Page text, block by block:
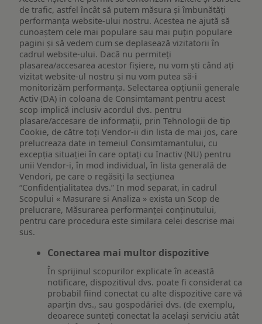
de trafic, astfel încât să putem măsura și îmbunătăți
performanța website-ului nostru. Acestea ne ajută să
cunoaștem cele mai populare sau mai puțin populare
pagini și să vedem cum se deplasează vizitatorii în
cadrul website-ului. Dacă nu permiteți
plasarea/accesarea acestor fișiere, nu vom ști când ați
vizitat website-ul nostru și nu vom putea să-i
monitorizăm performanța. Selectarea opțiunii generale
Activ (DA) in coloana de Consimtamant pentru acest
scop implică inclusiv acordul dvs. pentru
plasare/accesare de informații, prin Tehnologii de tip
Cookie, de către toți Vendor-ii din lista de mai jos, care
prelucreaza date in temeiul Consimtamantului, cu
excepția situației în care optați cu Inactiv (NU) pentru
unii Vendor-i, în mod individual, în lista generală de
Vendori, pe care o regăsiți la secțiunea
“Confidențialitatea dvs.” In mod separat, in cadrul
Scopului « Masurare si Analiza » exista un Scop de
prelucrare, Măsurarea performanței conținutului,
pentru care procedura este similara celei descrise mai
sus.
Conectarea mai multor dispozitive
În sprijinul scopurilor explicate în această
notificare, dispozitivul dvs. poate fi considerat ca
probabil fiind conectat cu alte dispozitive care vă
aparțin dvs., sau gospodăriei dvs. (de exemplu,
deoarece sunteți conectat la același serviciu atât